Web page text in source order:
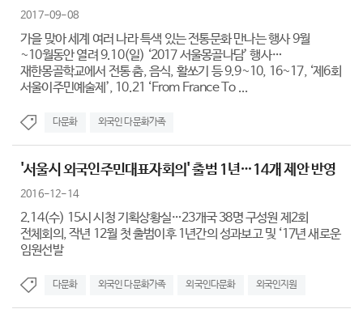
2017-09-08
가을 맞아 세계 여러 나라 특색 있는 전통문화 만나는 행사 9월
~10월동안 열려 9.10(일) ‘2017 서울몽골나담’ 행사…
재한몽골학교에서 전통 춤, 음식, 활쏘기 등 9.9~10, 16~17, ‘제6회
서울이주민예술제’, 10.21 ‘From France To ...
다문화 외국인 다문화가족
'서울시 외국인주민대표자회의' 출범 1년…14개 제안 반영
2016-12-14
2.14(수) 15시 시청 기획상황실…23개국 38명 구성원 제2회
전체회의, 작년 12월 첫 출범이후 1년간의 성과보고 및 ‘17년 새로운
임원선발
다문화 외국인 다문화가족 외국인다문화 외국인지원